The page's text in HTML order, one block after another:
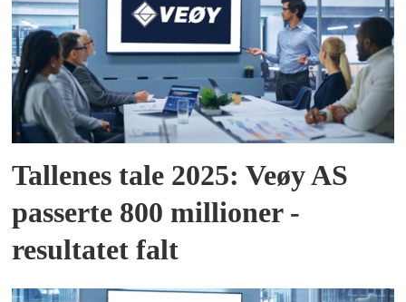
Tallenes tale 2025: Veøy AS
passerte 800 millioner -
resultatet falt